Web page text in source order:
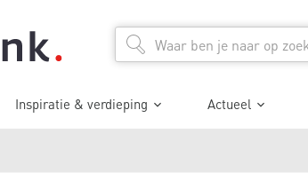
Inspiratie & verdieping Actueel